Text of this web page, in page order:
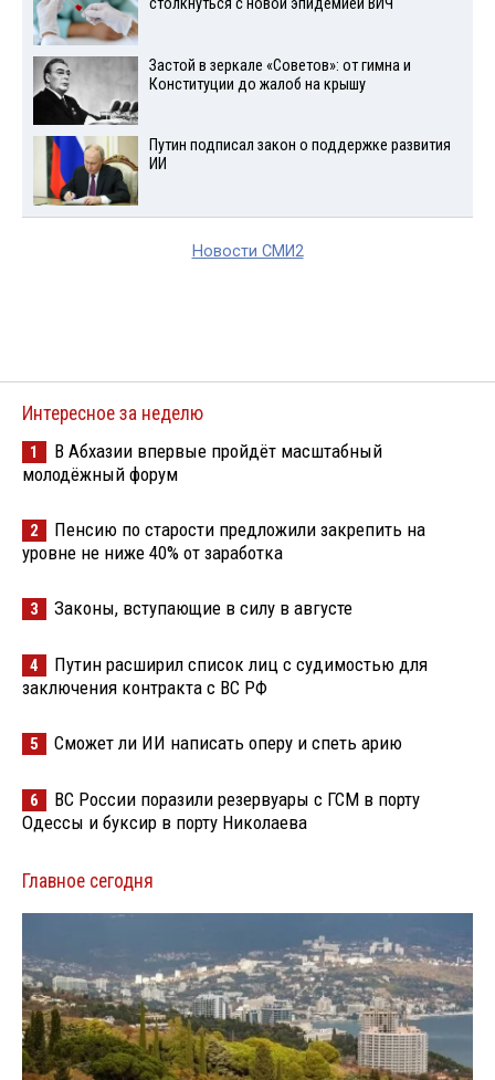
столкнуться с новой эпидемией ВИЧ
Застой в зеркале «Советов»: от гимна и
Конституции до жалоб на крышу
Путин подписал закон о поддержке развития
ИИ
Новости СМИ2
Интересное за неделю
1
В Абхазии впервые пройдёт масштабный
молодёжный форум
2
Пенсию по старости предложили закрепить на
уровне не ниже 40% от заработка
3 Законы, вступающие в силу в августе
4
Путин расширил список лиц с судимостью для
заключения контракта с ВС РФ
5 Сможет ли ИИ написать оперу и спеть арию
6
ВС России поразили резервуары с ГСМ в порту
Одессы и буксир в порту Николаева
Главное сегодня